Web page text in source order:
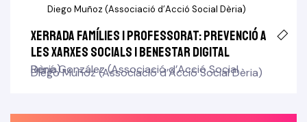
Diego Muñoz (Associació d’Acció Social Dèria)
Xerrada famílies i professorat: Prevenció a
les xarxes socials i benestar digital
René González (Associació d’Acció Social Dèria)
Diego Muñoz (Associació d’Acció Social Dèria)